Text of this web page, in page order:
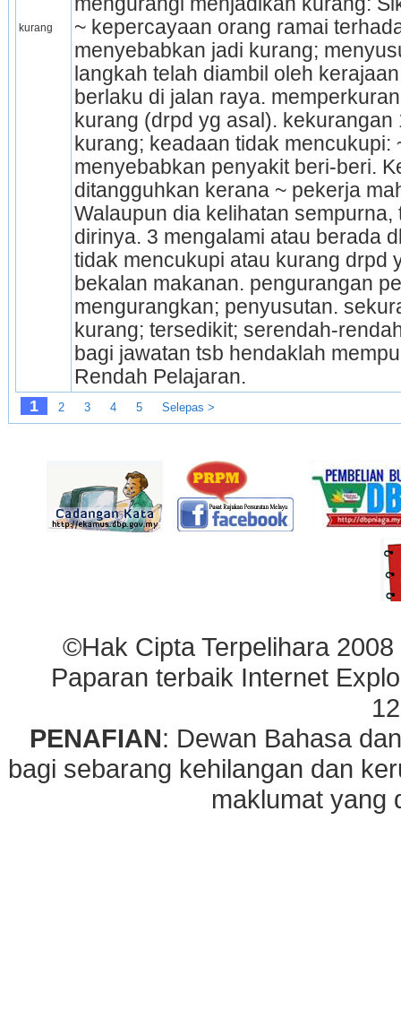
kurang
~ kepercayaan orang ramai
menyebabkan jadi kurang;
langkah telah diambil oleh
berlaku di jalan raya.
kurang (drpd yg asal). kekurangan
kurang; keadaan tidak mencukupi:
menyebabkan penyakit beri-beri.
ditangguhkan kerana ~ pekerja
Walaupun dia kelihatan sempurna,
dirinya. 3 mengalami atau berada
tidak mencukupi atau kurang drpd
bekalan makanan. pengurangan
mengurangkan; penyusutan.
kurang; tersedikit; serendah-
bagi jawatan tsb hendaklah
Rendah Pelajaran.
1 2 3 4 5 Selepas >
©Hak Cipta Terpelihara
Paparan terbaik Internet
PENAFIAN: Dewan Bahasa
bagi sebarang kehilangan dan
maklumat yang